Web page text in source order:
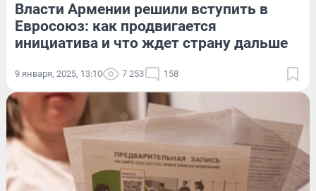
Власти Армении решили вступить в
Евросоюз: как продвигается
инициатива и что ждет страну дальше
9 января, 2025, 13:10 7 253 158